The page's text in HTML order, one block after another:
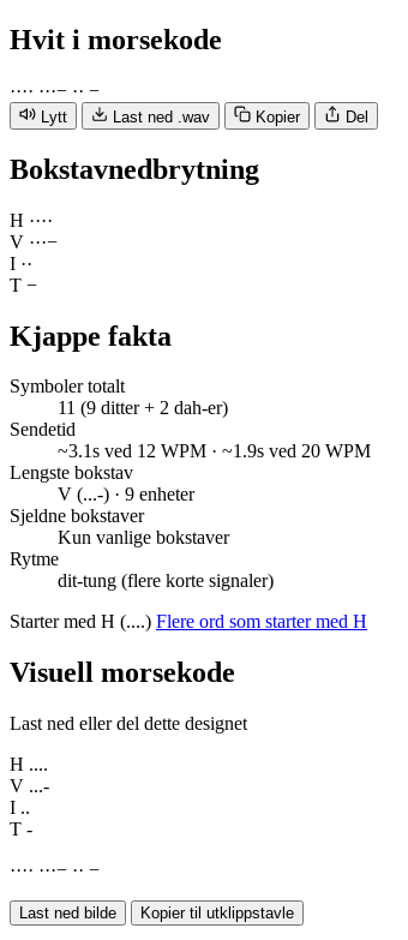
Hvit i morsekode
···· ···− ·· −
Lytt Last ned .wav Kopier Del
Bokstavnedbrytning
H ····
V ···−
I ··
T −
Kjappe fakta
Symboler totalt
11 (9 ditter + 2 dah-er)
Sendetid
~3.1s ved 12 WPM · ~1.9s ved 20 WPM
Lengste bokstav
V (...-) · 9 enheter
Sjeldne bokstaver
Kun vanlige bokstaver
Rytme
dit-tung (flere korte signaler)
Starter med H (....) Flere ord som starter med H
Visuell morsekode
Last ned eller del dette designet
H ....
V ...-
I ..
T -
···· ···− ·· −
Last ned bilde Kopier til utklippstavle